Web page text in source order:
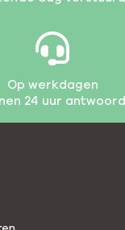
Op werkdagen
24 uur antwoord